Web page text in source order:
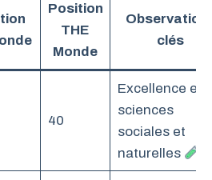
Position
THE
Monde
clés
40
Excellence en
sciences
sociales et
naturelles